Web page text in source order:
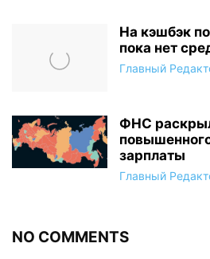
На кэшбэк
пока нет
Главный
ФНС
зарплаты
Главный
NO COMMENTS